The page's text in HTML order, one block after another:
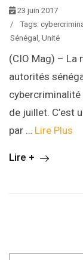
23 juin 2017
/
Tags:
Sénégal , Unité
(CIO Mag) – La
autorités
de juillet. C’est
par … Lire Plus
Lire +